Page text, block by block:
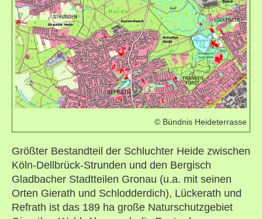
© Bündnis Heideterrasse
Größter Bestandteil der Schluchter Heide zwischen
Köln-Dellbrück-Strunden und den Bergisch
Gladbacher Stadtteilen Gronau (u.a. mit seinen
Orten Gierath und Schlodderdich), Lückerath und
Refrath ist das 189 ha große Naturschutzgebiet